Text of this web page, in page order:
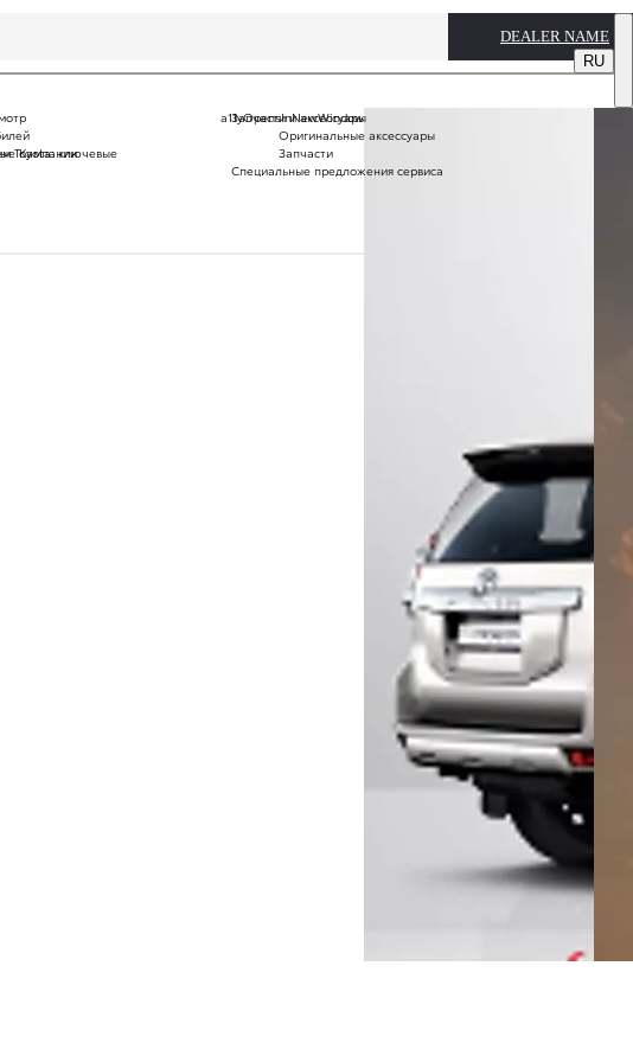
DEALER NAME
a11yOpensInNewWindow
Toyota: ключевые
Кампании
Запчасти и аксессуары
Оригинальные аксессуары
Запчасти
Специальные предложения сервиса
RU